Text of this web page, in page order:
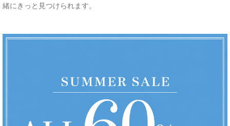
緒にきっと見つけられます。